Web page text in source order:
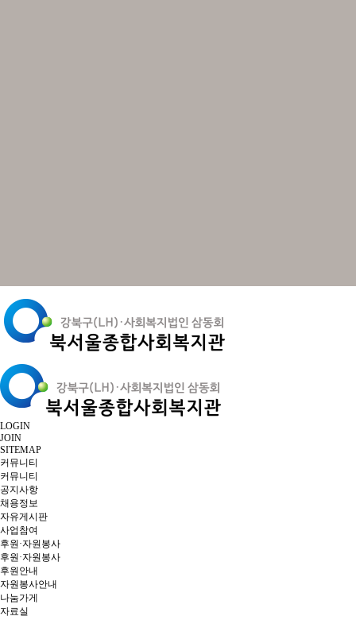
LOGIN
JOIN
SITEMAP
커뮤니티
커뮤니티
공지사항
채용정보
자유게시판
사업참여
후원·자원봉사
후원·자원봉사
후원안내
자원봉사안내
나눔가게
자료실